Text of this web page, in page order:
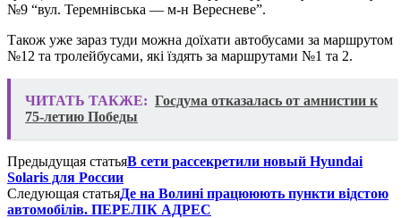
№9 “вул. Теремнівська — м-н Вересневе”.
Також уже зараз туди можна доїхати автобусами за маршрутом
№12 та тролейбусами, які їздять за маршрутами №1 та 2.
ЧИТАТЬ ТАКЖЕ: Госдума отказалась от амнистии к
75-летию Победы
Предыдущая статьяВ сети рассекретили новый Hyundai
Solaris для России
Следующая статьяДе на Волині працююють пункти відстою
автомобілів. ПЕРЕЛІК АДРЕС